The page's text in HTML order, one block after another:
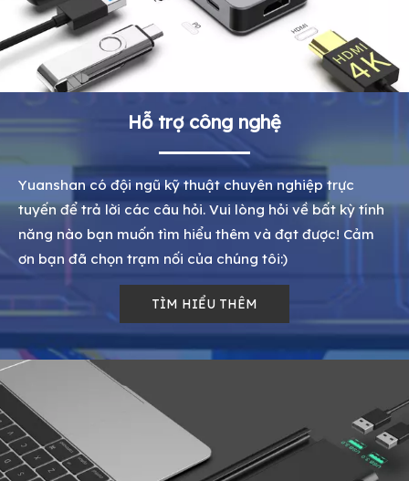
Hỗ trợ công nghệ
Yuanshan có đội ngũ kỹ thuật chuyên nghiệp trực
tuyến để trả lời các câu hỏi. Vui lòng hỏi về bất kỳ tính
năng nào bạn muốn tìm hiểu thêm và đạt được! Cảm
ơn bạn đã chọn trạm nối của chúng tôi:)
TÌM HIỂU THÊM